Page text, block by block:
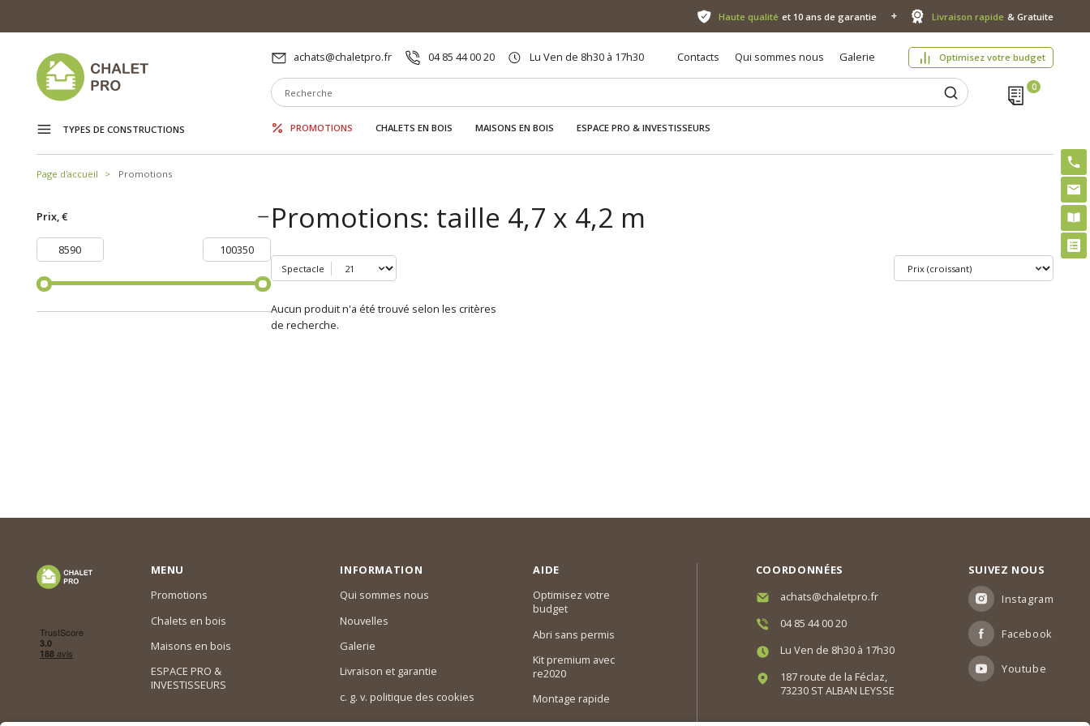
Haute qualité et 10 ans de garantie Livraison rapide & Gratuite
achats@chaletpro.fr 04 85 44 00 20 Lu Ven de 8h30 à 17h30 Contacts Qui sommes nous Galerie Optimisez votre budget
TYPES DE CONSTRUCTIONS PROMOTIONS CHALETS EN BOIS MAISONS EN BOIS ESPACE PRO & INVESTISSEURS
Page d'accueil Promotions
Prix, € Promotions: taille 4,7 x 4,2 m
Spectacle
Aucun produit n'a été trouvé selon les critères
de recherche.
MENU
Promotions
Chalets en bois
Maisons en bois
ESPACE PRO &
INVESTISSEURS
INFORMATION
Qui sommes nous
Nouvelles
Galerie
Livraison et garantie
c. g. v. politique des cookies
AIDE
Optimisez votre
budget
Abri sans permis
Kit premium avec
re2020
Montage rapide
COORDONNÉES
achats@chaletpro.fr
04 85 44 00 20
Lu Ven de 8h30 à 17h30
187 route de la Féclaz,
73230 ST ALBAN LEYSSE
SUIVEZ NOUS
Instagram
Facebook
Youtube